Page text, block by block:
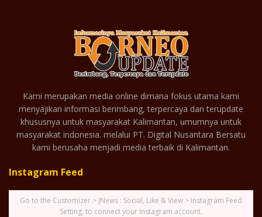
Kami merupakan media online dimana fokus utama kami
menyajikan informasi berimbang, terpercaya dan terupdate
khususnya untuk masyarakat Kalimantan, umumnya untuk
masyarakat indonesia. melalui PT. Digital Nusantara Bersatu
kami berusaha menjadi media terbaik di Kalimantan.
Instagram Feed
Go to the Customizer > JNews : Social, Like & View > Instagram Feed
Setting, to connect your Instagram account.